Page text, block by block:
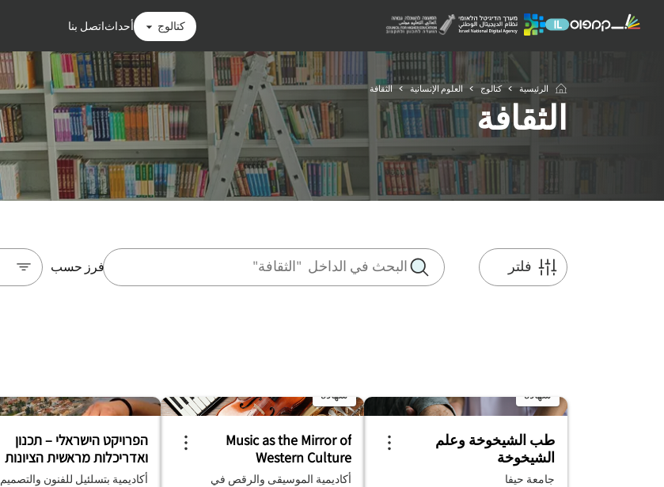
كتالوج أحداثاتصل بنا
الرئيسية كتالوج العلوم الإنسانية الثقافة
الثقافة
فلتر فرز حسب
شهادة
طب الشيخوخة وعلم
الشيخوخة
جامعة حيفا
شهادة
Music as the Mirror of
Western Culture
أكاديمية الموسيقى والرقص في
הפרויקט הישראלי – תכנון
ואדריכלות מראשית הציונות
ועד היום
أكاديمية بتسلئيل للفنون والتصميم